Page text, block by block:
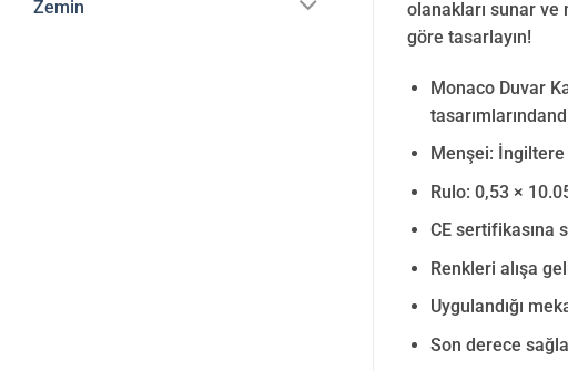
Zemin
olanakları sunar ve
göre tasarlayın!
Monaco Duvar
Menşei: İngiltere
Rulo: 0,53 ×
CE sertifikasına
Renkleri alışa
Uygulandığı
Son derece